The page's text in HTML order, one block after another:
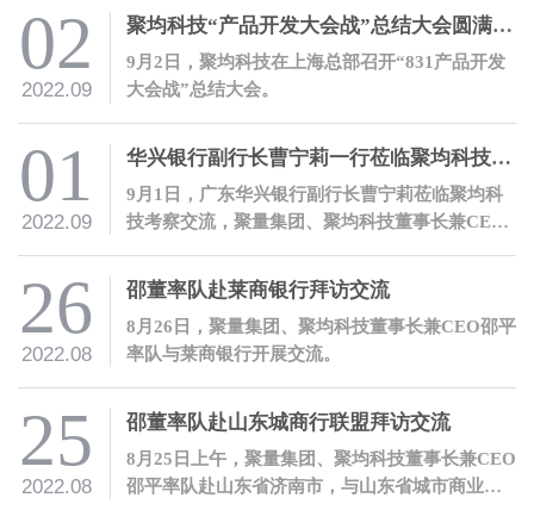
榜。
02
2022.09
聚均科技“产品开发大会战”总结大会圆满召开
9月2日，聚均科技在上海总部召开“831产品开发
大会战”总结大会。
01
2022.09
华兴银行副行长曹宁莉一行莅临聚均科技考察交流
9月1日，广东华兴银行副行长曹宁莉莅临聚均科
技考察交流，聚量集团、聚均科技董事长兼CEO
26
2022.08
邵董率队赴莱商银行拜访交流
8月26日，聚量集团、聚均科技董事长兼CEO邵平
率队与莱商银行开展交流。
25
2022.08
邵董率队赴山东城商行联盟拜访交流
8月25日上午，聚量集团、聚均科技董事长兼CEO
邵平率队赴山东省济南市，与山东省城市商业银